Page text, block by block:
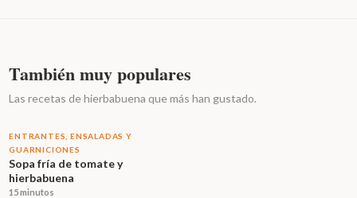
También muy populares
Las recetas de hierbabuena que más han gustado.
ENTRANTES, ENSALADAS Y
GUARNICIONES
Sopa fría de tomate y
hierbabuena
15 minutos